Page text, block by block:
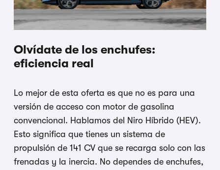
Olvídate de los enchufes:
eficiencia real
Lo mejor de esta oferta es que no es para una
versión de acceso con motor de gasolina
convencional. Hablamos del Niro Híbrido (HEV).
Esto significa que tienes un sistema de
propulsión de 141 CV que se recarga solo con las
frenadas y la inercia. No dependes de enchufes,